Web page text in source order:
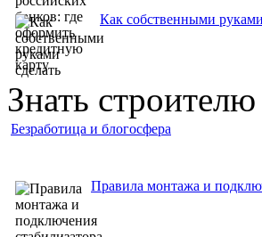
Как собственными
Знать строителю
Безработица и блогосфера
Правила монтажа и